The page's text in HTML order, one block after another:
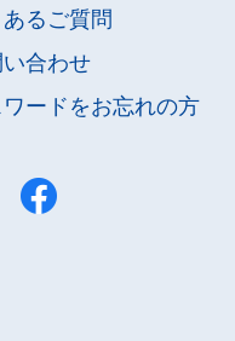
るご質問
合わせ
ードをお忘れの方